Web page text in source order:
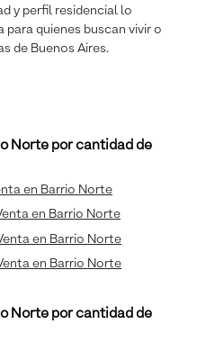
y perfil residencial lo
quienes buscan vivir o
de Buenos Aires.
Norte por cantidad de
en Barrio Norte
en Barrio Norte
en Barrio Norte
en Barrio Norte
Norte por cantidad de